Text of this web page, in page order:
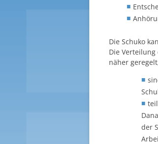
Die Schuko
Die
näher
der